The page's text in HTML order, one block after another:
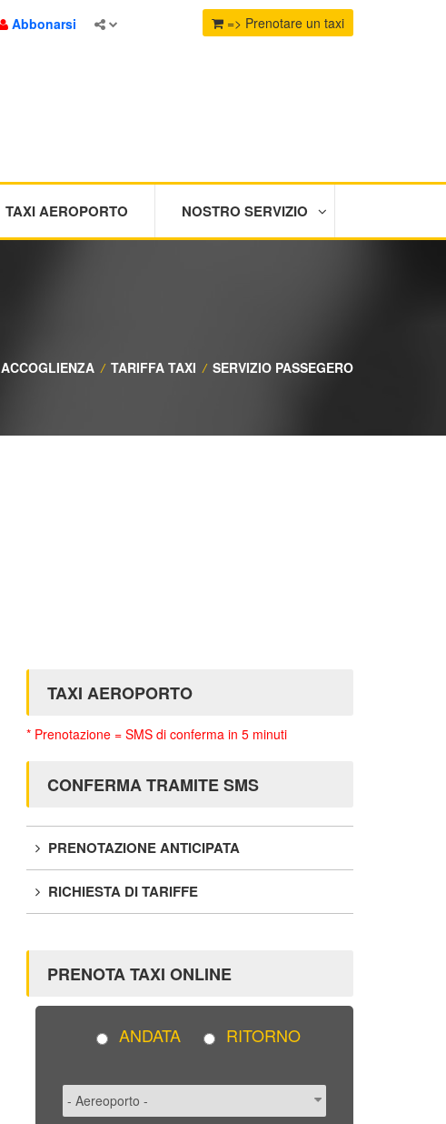
Abbonarsi => Prenotare un taxi
TAXI AEROPORTO NOSTRO SERVIZIO
ACCOGLIENZA / TARIFFA TAXI / SERVIZIO PASSEGERO
TAXI AEROPORTO
* Prenotazione = SMS di conferma in 5 minuti
CONFERMA TRAMITE SMS
PRENOTAZIONE ANTICIPATA
RICHIESTA DI TARIFFE
PRENOTA TAXI ONLINE
ANDATA RITORNO